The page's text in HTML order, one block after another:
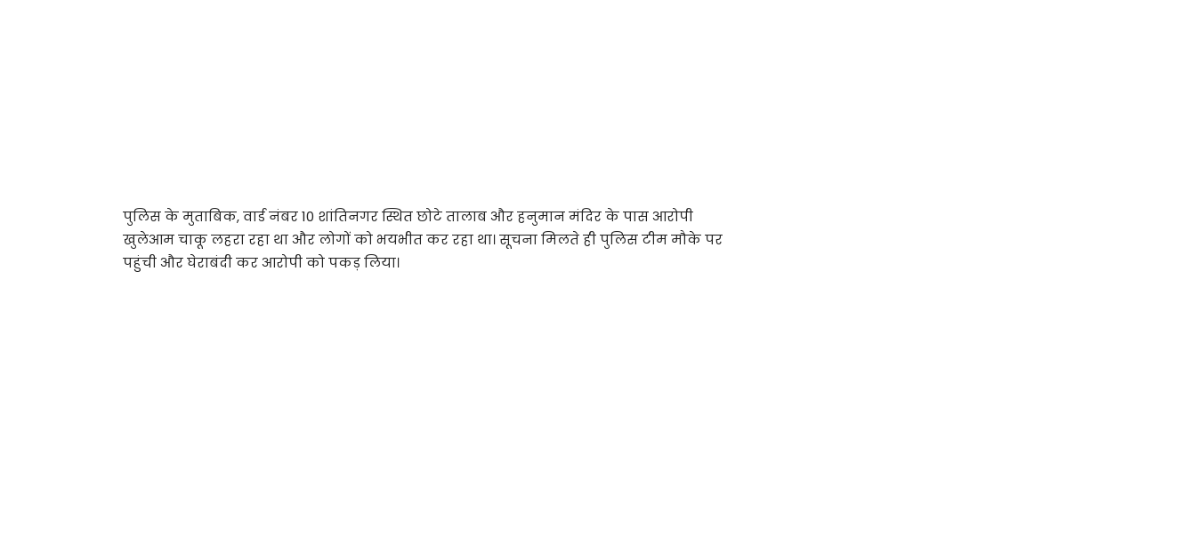
पुलिस के मुताबिक, वार्ड नंबर 10 शांतिनगर स्थित छोटे तालाब और हनुमान मंदिर के पास आरोपी
खुलेआम चाकू लहरा रहा था और लोगों को भयभीत कर रहा था। सूचना मिलते ही पुलिस टीम मौके पर
पहुंची और घेराबंदी कर आरोपी को पकड़ लिया।